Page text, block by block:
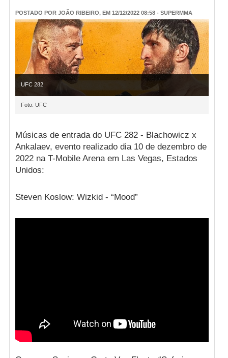
POSTADO POR JOÃO RIBEIRO, EM 12/12/2022 08:58 - SUPERMMA
UFC 282
Foto: UFC
Músicas de entrada do UFC 282 - Blachowicz x
Ankalaev, evento realizado dia 10 de dezembro de
2022 na T-Mobile Arena em Las Vegas, Estados
Unidos:
Steven Koslow: Wizkid - “Mood”